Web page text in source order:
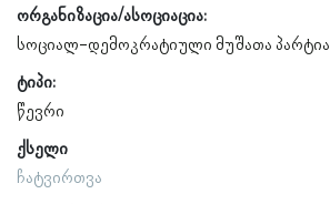
ორგანიზაცია/ასოციაცია:
სოციალ-დემოკრატიული მუშათა პარტია
ტიპი:
წევრი
ქსელი
ჩატვირთვა